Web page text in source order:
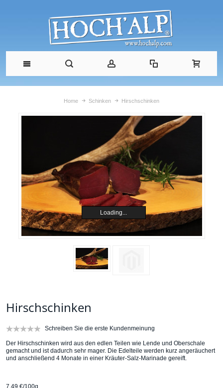
Home Schinken Hirschschinken
Loading...
Hirschschinken
Schreiben Sie die erste Kundenmeinung
Der Hirschschinken wird aus den edlen Teilen wie Lende und Oberschale
gemacht und ist dadurch sehr mager. Die Edelteile werden kurz angeräuchert
und anschließend 4 Monate in einer Kräuter-Salz-Marinade gereift.